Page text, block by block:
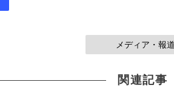
メディア・報
関連記事